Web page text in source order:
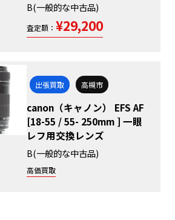
B(一般的な中古品)
査定額： ¥29,200
出張買取 高槻市
canon（キャノン） EFS AF
[18-55 / 55- 250mm ] 一眼
レフ用交換レンズ
B(一般的な中古品)
高価買取